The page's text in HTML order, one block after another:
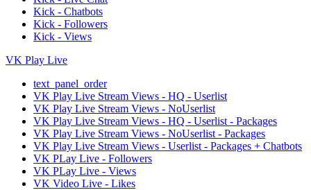
Kick - Chatbots
Kick - Followers
Kick - Views
VK Play Live
text_panel_order
VK Play Live Stream Views - HQ - Userlist
VK Play Live Stream Views - NoUserlist
VK Play Live Stream Views - HQ - Userlist - Packages
VK Play Live Stream Views - NoUserlist - Packages
VK Play Live Stream Views - Userlist - Packages + Chatbots
VK PLay Live - Followers
VK PLay Live - Views
VK Video Live - Likes